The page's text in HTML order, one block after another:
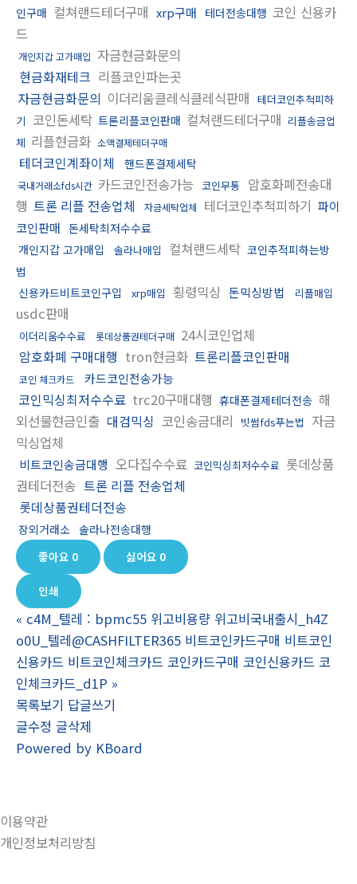
인구매 컬쳐랜드테더구매 xrp구매 테더전송대행 코인 신용카
드
개인지갑 고가매입 자금현금화문의
현금화재테크 리플코인파는곳
자금현금화문의 이더리움클레식클레식판매 테더코인추척피하
기 코인돈세탁 트론리플코인판매 컬쳐랜드테더구매 리플송금업
체 리플현금화 소액결제테더구매
테더코인계좌이체 핸드폰결제세탁
국내거래소fds시간 카드코인전송가능 코인무통
암호화폐전송대
행 트론 리플 전송업체 자금세탁업체 테더코인추척피하기 파이
코인판매 돈세탁최저수수료
개인지갑 고가매입
솔라나매입 컬쳐랜드세탁 코인추적피하는방
법
신용카드비트코인구입
xrp매입 횡령믹싱 돈믹싱방법 리플매입
usdc판매
이더리움수수료 롯데상품권테더구매 24시코인업체
암호화폐 구매대행 tron현금화 트론리플코인판매
코인 체크카드 카드코인전송가능
코인믹싱최저수수료 trc20구매대행 휴대폰결제테더전송 해
외선물현금인출 대검믹싱 코인송금대리 빗썸fds푸는법
자금
믹싱업체
비트코인송금대행 오다집수수료 코인믹싱최저수수료 롯데상품
권테더전송 트론 리플 전송업체
롯데상품권테더전송
장외거래소 솔라나전송대행
좋아요 0 싫어요 0
인쇄
« c4M_텔레 : bpmc55 위고비용량 위고비국내출시_h4Z
o0U_텔레@CASHFILTER365 비트코인카드구매 비트코인
신용카드 비트코인체크카드 코인카드구매 코인신용카드 코
인체크카드_d1P »
목록보기 답글쓰기
글수정 글삭제
Powered by KBoard
이용약관
개인정보처리방침